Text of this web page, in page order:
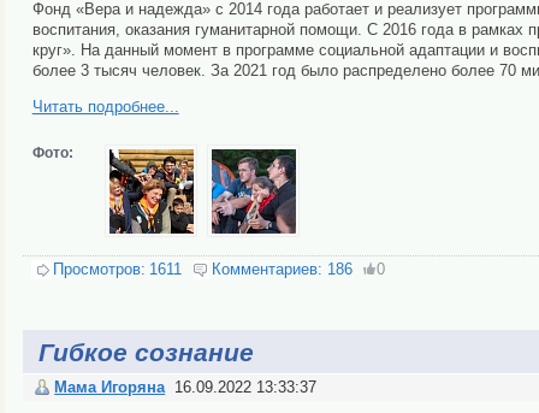
Фонд «Вера и надежда» с 2014 года работает и реализует
воспитания, оказания гуманитарной помощи. С 2016 года в
круг». На данный момент в программе социальной адаптации и
более 3 тысяч человек. За 2021 год было распределено более 70
Читать подробнее...
Фото:
Просмотров: 1611 Комментариев: 186 0
Гибкое сознание
Мама Игоряна 16.09.2022 13:33:37